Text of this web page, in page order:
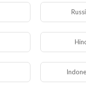
Флора и фауна
История
Наука и образование
Религия